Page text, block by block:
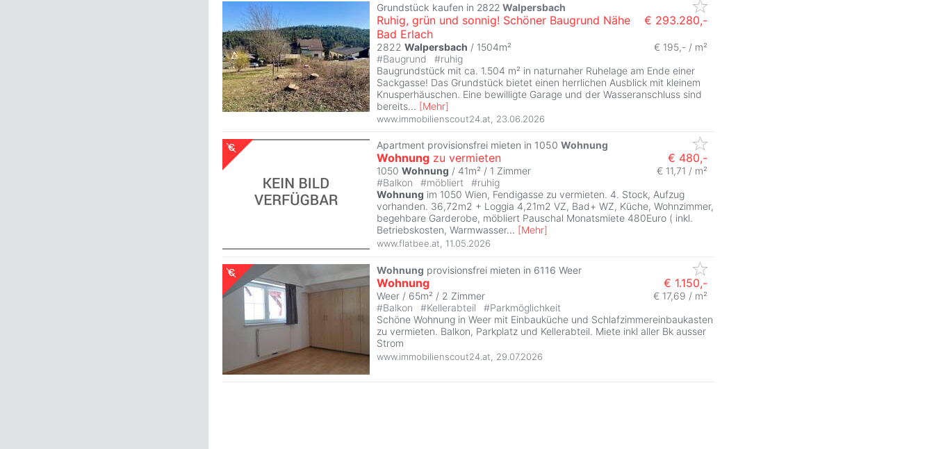
Grundstück kaufen in 2822 Walpersbach
Ruhig, grün und sonnig! Schöner Baugrund Nähe
Bad Erlach
€ 293.280,-
2822 Walpersbach / 1504m²
€ 195,- / m²
#Baugrund #ruhig
Baugrundstück mit ca. 1.504 m² in naturnaher Ruhelage am Ende einer
Sackgasse! Das Grundstück bietet einen herrlichen Ausblick mit kleinem
Knusperhäuschen. Eine bewilligte Garage und der Wasseranschluss sind
bereits... [Mehr]
www.immobilienscout24.at, 23.06.2026
Apartment provisionsfrei mieten in 1050 Wohnung
Wohnung zu vermieten € 480,-
1050 Wohnung / 41m² / 1 Zimmer
€ 11,71 / m²
#Balkon #möbliert #ruhig
Wohnung im 1050 Wien, Fendigasse zu vermieten. 4. Stock, Aufzug
vorhanden. 36,72m2 + Loggia 4,21m2 VZ, Bad+ WZ, Küche, Wohnzimmer,
begehbare Garderobe, möbliert Pauschal Monatsmiete 480Euro ( inkl.
Betriebskosten, Warmwasser... [Mehr]
www.flatbee.at 11.05.2026
Wohnung provisionsfrei mieten in 6116 Weer
Wohnung € 1.150,-
Weer / 65m² / 2 Zimmer
€ 17,69 / m²
#Balkon #Kellerabteil #Parkmöglichkeit
Schöne Wohnung in Weer mit Einbauküche und Schlafzimmereinbaukasten
zu vermieten. Balkon, Parkplatz und Kellerabteil. Miete inkl aller Bk ausser
Strom
www.immobilienscout24.at 29.07.2026